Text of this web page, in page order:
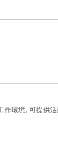
作環境, 可提供